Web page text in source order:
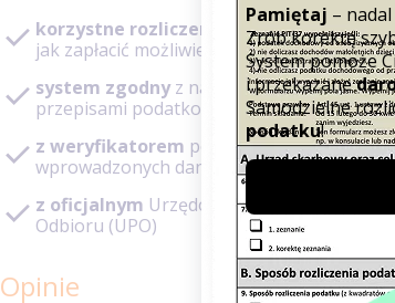
korzystne rozliczenie
– podpowiadamy
jak zapłacić możliwie niski podatek
system zgodnyz najnowszymi
przepisami podatkowymi
z weryfikatorem poprawności
wprowadzonych danych
z oficjalnym Urzędowym Poświadczeniem
Odbioru (UPO)
Opinie